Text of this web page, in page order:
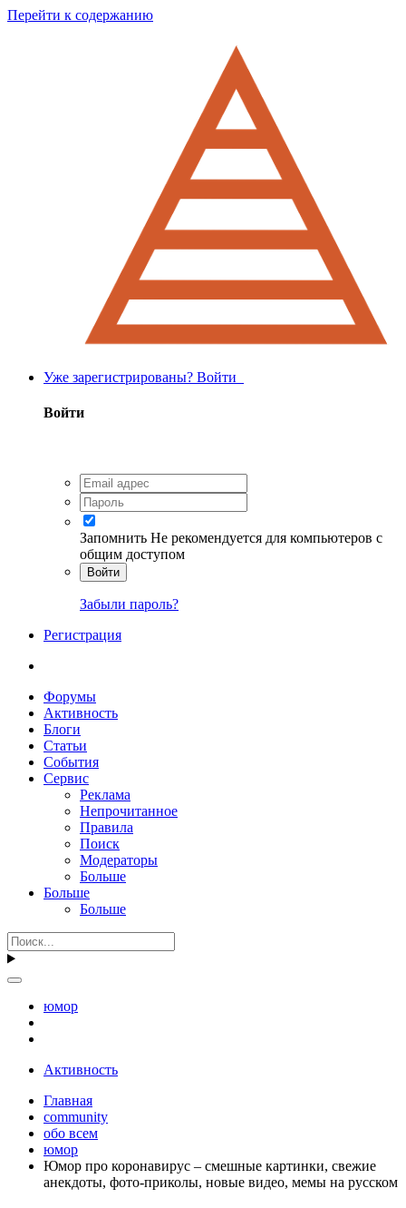
Перейти к содержанию
Уже зарегистрированы? Войти
Войти
Запомнить Не рекомендуется для компьютеров с
общим доступом
Войти
Забыли пароль?
Регистрация
Форумы
Активность
Блоги
Статьи
События
Сервис
Реклама
Непрочитанное
Правила
Поиск
Модераторы
Больше
Больше
Больше
юмор
Активность
Главная
community
обо всем
юмор
Юмор про коронавирус – смешные картинки, свежие
анекдоты, фото-приколы, новые видео, мемы на русском